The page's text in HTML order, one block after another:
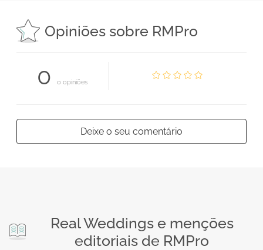
Opiniões sobre RMPro
0 0 opiniões
Deixe o seu comentário
Real Weddings e menções
editoriais de RMPro